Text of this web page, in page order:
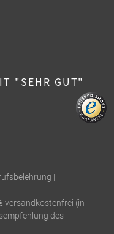
"SEHR GUT"
|
versandkostenfrei (in
des